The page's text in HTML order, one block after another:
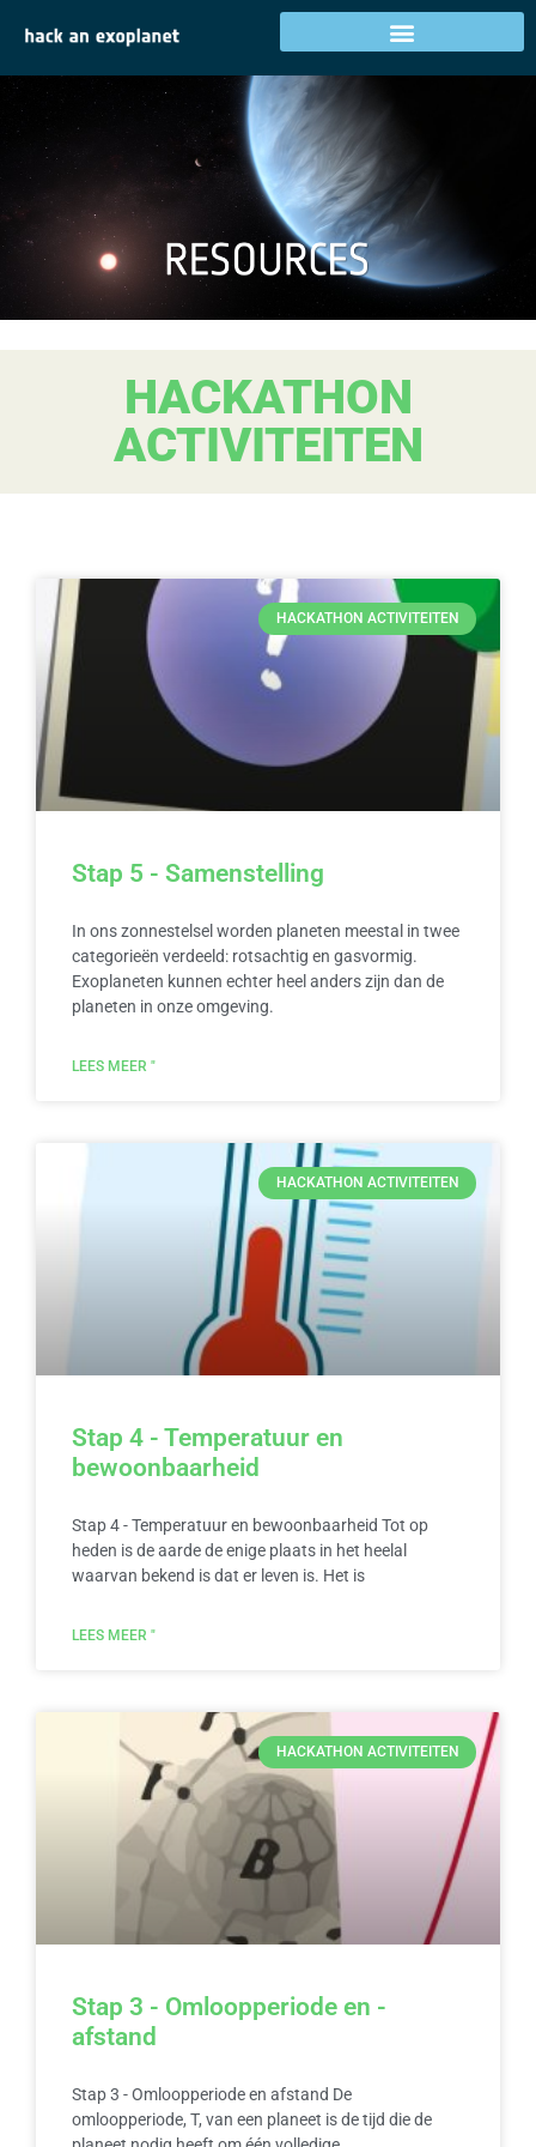
HACKATHON
ACTIVITEITEN
HACKATHON ACTIVITEITEN
Stap 5 - Samenstelling
In ons zonnestelsel worden planeten meestal in twee
categorieën verdeeld: rotsachtig en gasvormig.
Exoplaneten kunnen echter heel anders zijn dan de
planeten in onze omgeving.
LEES MEER "
HACKATHON ACTIVITEITEN
Stap 4 - Temperatuur en
bewoonbaarheid
Stap 4 - Temperatuur en bewoonbaarheid Tot op
heden is de aarde de enige plaats in het heelal
waarvan bekend is dat er leven is. Het is
LEES MEER "
HACKATHON ACTIVITEITEN
Stap 3 - Omloopperiode en -
afstand
Stap 3 - Omloopperiode en afstand De
omloopperiode, T, van een planeet is de tijd die de